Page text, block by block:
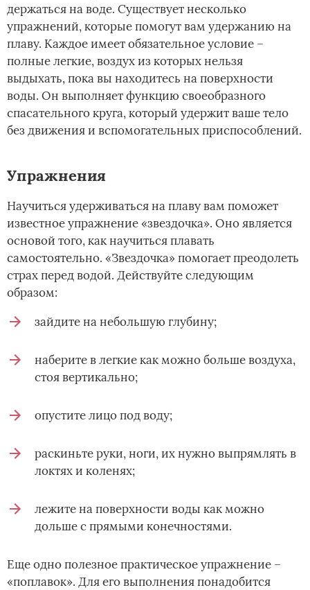
держаться на воде. Существует несколько
упражнений, которые помогут вам удержанию на
плаву. Каждое имеет обязательное условие –
полные легкие, воздух из которых нельзя
выдыхать, пока вы находитесь на поверхности
воды. Он выполняет функцию своеобразного
спасательного круга, который удержит ваше тело
без движения и вспомогательных приспособлений.
Упражнения
Научиться удерживаться на плаву вам поможет
известное упражнение «звездочка». Оно является
основой того, как научиться плавать
самостоятельно. «Звездочка» помогает преодолеть
страх перед водой. Действуйте следующим
образом:
зайдите на небольшую глубину;
наберите в легкие как можно больше воздуха,
стоя вертикально;
опустите лицо под воду;
раскиньте руки, ноги, их нужно выпрямлять в
локтях и коленях;
лежите на поверхности воды как можно
дольше с прямыми конечностями.
Еще одно полезное практическое упражнение –
«поплавок». Для его выполнения понадобится